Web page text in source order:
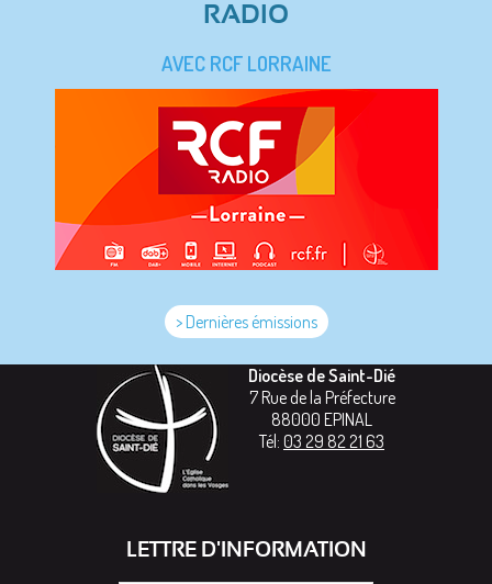
RADIO
AVEC RCF LORRAINE
> Dernières émissions
Diocèse de Saint-Dié
7 Rue de la Préfecture
88000 EPINAL
Tél: 03 29 82 21 63
LETTRE D'INFORMATION